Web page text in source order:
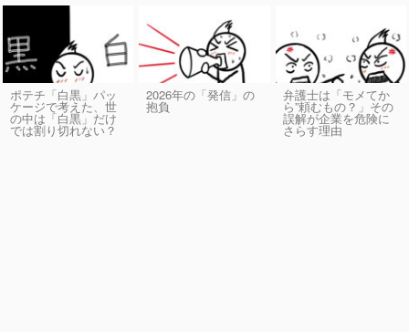
ポテチ「白黒」パッ
ケージで考えた、世
の中は「白黒」だけ
では割り切れない？
2026年の「発信」の
抱負
弁護士は「モメてか
ら”頼むもの？」その
誤解が企業を危険に
さらす理由